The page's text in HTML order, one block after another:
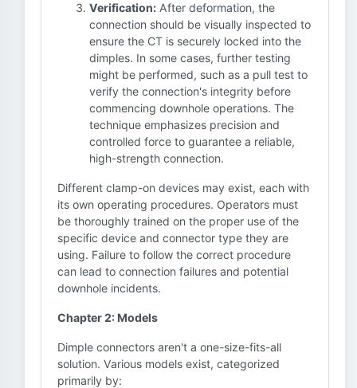
Verification: After deformation, the
connection should be visually inspected to
ensure the CT is securely locked into the
dimples. In some cases, further testing
might be performed, such as a pull test to
verify the connection's integrity before
commencing downhole operations. The
technique emphasizes precision and
controlled force to guarantee a reliable,
high-strength connection.
Different clamp-on devices may exist, each with
its own operating procedures. Operators must
be thoroughly trained on the proper use of the
specific device and connector type they are
using. Failure to follow the correct procedure
can lead to connection failures and potential
downhole incidents.
Chapter 2: Models
Dimple connectors aren't a one-size-fits-all
solution. Various models exist, categorized
primarily by: